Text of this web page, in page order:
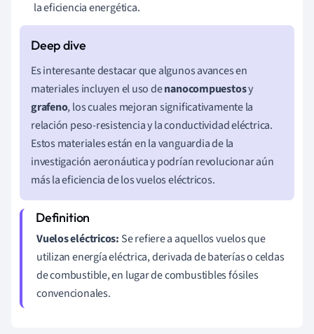
la eficiencia energética.
Es interesante destacar que algunos avances en
materiales incluyen el uso denanocompuestosy
grafeno, los cuales mejoran significativamente la
relación peso-resistencia y la conductividad eléctrica.
Estos materiales están en la vanguardia de la
investigación aeronáutica y podrían revolucionar aún
más la eficiencia de los vuelos eléctricos.
Vuelos eléctricos: Se refiere a aquellos vuelos que
utilizan energía eléctrica, derivada de baterías o celdas
de combustible, en lugar de combustibles fósiles
convencionales.